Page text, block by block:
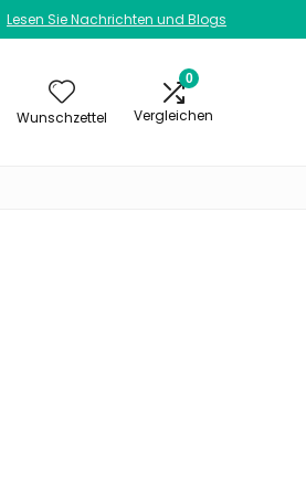
Lesen Sie Nachrichten und Blogs
Wunschzettel
0
Vergleichen